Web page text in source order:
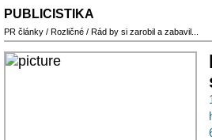
PUBLICISTIKA
PR články / Rozličné / Rád by si zarobil a zabavil...